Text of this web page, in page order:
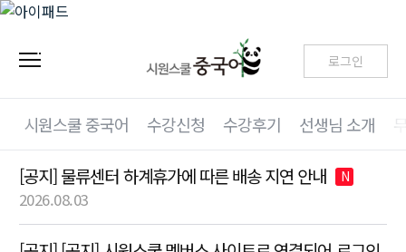
로그인
시원스쿨 중국어 수강신청 수강후기 선생님 소개
[공지] 물류센터 하계휴가에 따른 배송 지연 안내 N
2026.08.03